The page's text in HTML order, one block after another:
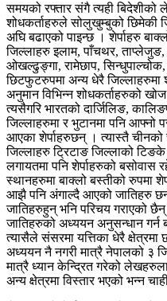
समयको रफ्तार संगै त्यही बिदेशीको
शोधकर्ताहरुले सोलुखुम्बुको छिमेकी
अघि बढाएको पाइन्छ । शेर्पाहरु
जिल्लाहरु इलाम, पाँचथर,
ओखल्ढुङ्गा, रामेछाप, सिन्धुपाल्चोक,
छिटफुटरुपमा अन्य धेरै जिल्लाहरुमा
अनुमान विभिन्न शोधकर्ताहरुको
त्यसैगरि भारतको दार्जिलिङ,
जिल्लाहरुमा र भुटानमा पनि आफ्नो
आएका शेर्पाहरुछन् । त्यास्तै चीनको
जिल्लाहरु ट्रिटाङ जिल्लाको
लगायतमा पनि शेर्पाहरुको
स्थानहरुमा बाक्लो बस्तीको रुपमा
आझै पनि अंगाल्दै आएको जातिहरु
जातिहरुहुन् भनि परिचय गराएको
जातिहरुको अध्ययन अनुसन्धान गर्न
त्यासैले संसरमा यत्तिका धेरै क्षेत्रमा
अध्ययन नै नगरी मात्रै नेपालको ३
मात्रै ध्यान केन्द्रित गरेको
अन्य क्षेत्रमा विस्तार भएको भन्न